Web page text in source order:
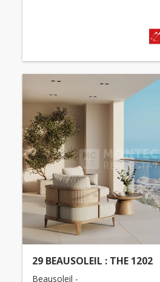
29 BEAUSOLEIL : THE 1202
Beausoleil -